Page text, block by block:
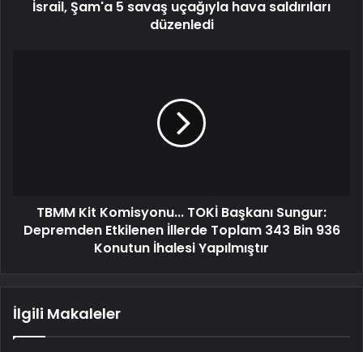
İsrail, Şam'a 5 savaş uçağıyla hava saldırıları
düzenledi
TBMM Kit Komisyonu... TOKİ Başkanı Sungur:
Depremden Etkilenen İllerde Toplam 343 Bin 936
Konutun İhalesi Yapılmıştır
İlgili Makaleler